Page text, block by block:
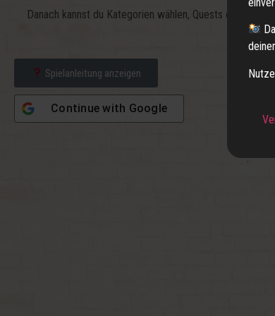
Danach kannst du Kategorien wählen, Quests erfüllen
Spielanleitung anzeigen
Continue with Google